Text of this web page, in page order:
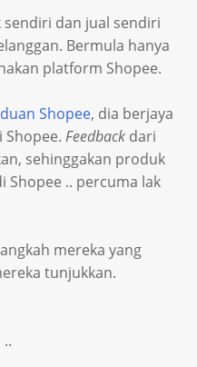
sendiri dan jual sendiri
Bermula hanya
platform Shopee.
Shopee, dia berjaya
Feedback dari
sehinggakan produk
Shopee .. percuma lak
mereka yang
tunjukkan.